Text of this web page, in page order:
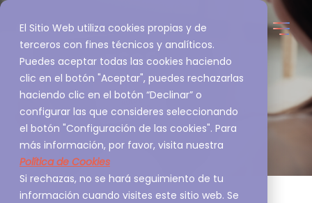
El Sitio Web utiliza cookies propias y de
terceros con fines técnicos y analíticos.
Puedes aceptar todas las cookies haciendo
clic en el botón "Aceptar", puedes rechazarlas
haciendo clic en el botón “Declinar” o
configurar las que consideres seleccionando
el botón "Configuración de las cookies". Para
más información, por favor, visita nuestra
Política de Cookies
Si rechazas, no se hará seguimiento de tu
información cuando visites este sitio web. Se